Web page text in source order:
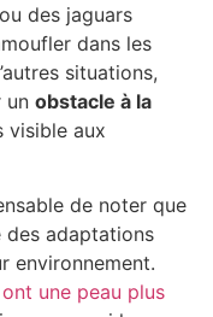
des jaguars
dans les
situations,
un obstacle à la
visible aux
de noter que
des adaptations
environnement.
une peau plus